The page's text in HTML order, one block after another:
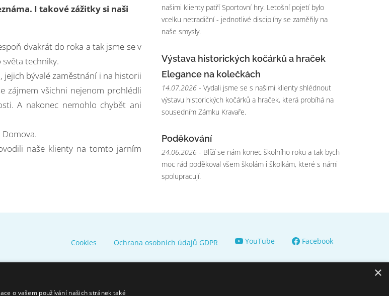
I takové zážitky si naši
dvakrát do roka a tak jsme se v
techniky.
bývalé zaměstnání i na historii
zájmem všichni nejenom prohlédli
A nakonec nemohlo chybět ani
naše klienty na tomto jarním
našimi klienty patří Sportovní hry. Letošní pojetí bylo
vcelku netradiční - jednotlivé disciplíny se zaměřily na
naše smysly.
Výstava historických kočárků a hraček
Elegance na kolečkách
14.07.2026 - Vydali jsme se s našimi klienty shlédnout
výstavu historických kočárků a hraček, která probíhá na
sousedním Zámku Kravaře.
Poděkování
24.06.2026 - Blíží se nám konec školního roku a tak bych
moc rád poděkoval všem školám i školkám, které s námi
spolupracují.
Cookies Ochrana osobních údajů GDPR YouTube Facebook
poskytuje
×
o vašem používání našich stránek také